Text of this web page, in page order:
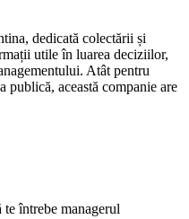
dedicată colectării și
utile în luarea deciziilor,
Atât pentru
publică, această companie are
întrebe managerul